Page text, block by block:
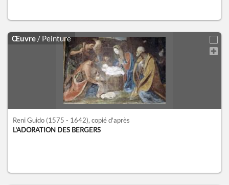
Œuvre / Peinture
Reni Guido (1575 - 1642), copié d'après
L'ADORATION DES BERGERS